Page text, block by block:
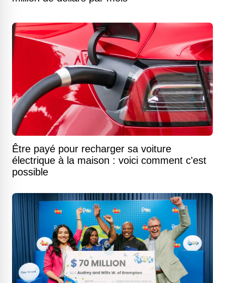
Être payé pour recharger sa voiture
électrique à la maison : voici comment c'est
possible